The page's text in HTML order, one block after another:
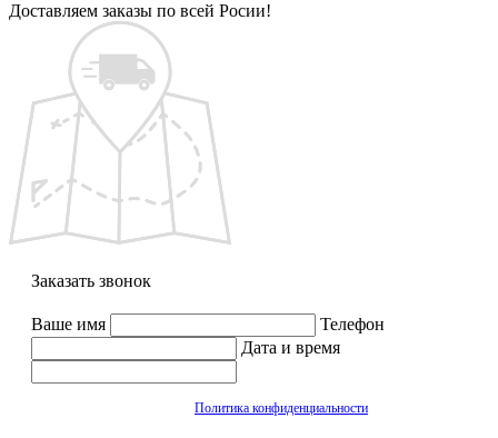
Доставляем заказы по всей Росии!
Заказать звонок
Ваше имя
Телефон
Дата и время
Политика конфиденциальности